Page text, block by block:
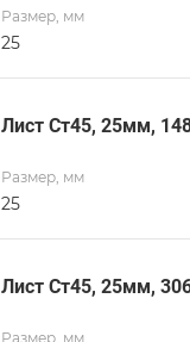
Размер, мм
25
Лист Ст45, 25мм,
Размер, мм
25
Лист Ст45, 25мм,
Размер, мм